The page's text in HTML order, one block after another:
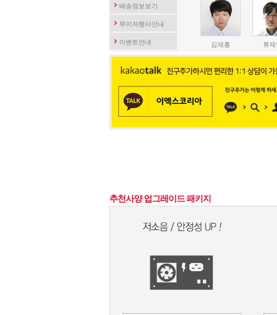
배송정보보기
무이자행사안내
이벤트안내 김재홍 류제
추천사양 업그레이드 패키지